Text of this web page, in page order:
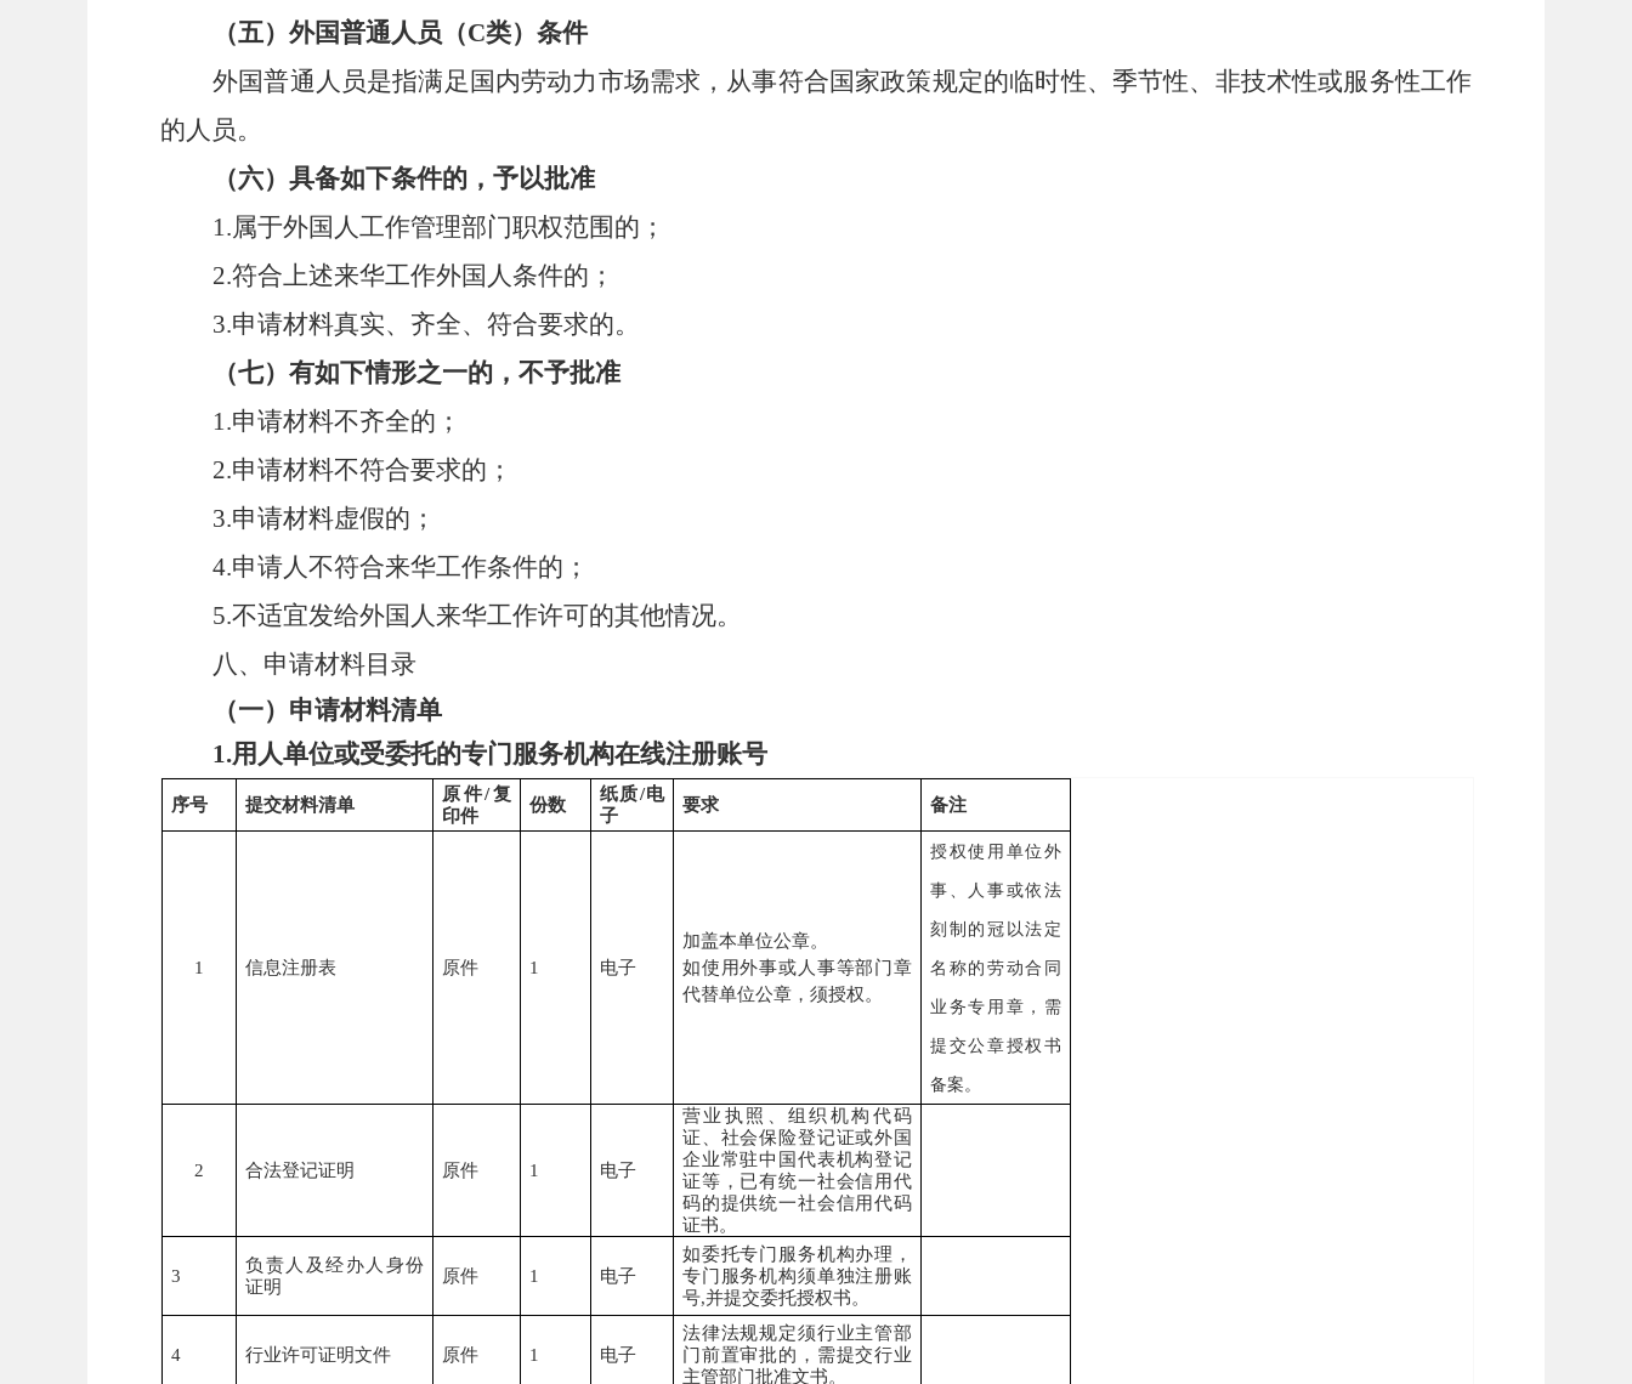
（五）外国普通人员（C类）条件
外国普通人员是指满足国内劳动力市场需求，从事符合国家政策规定的临时性、季节性、非技术性或服务性工作
的人员。
（六）具备如下条件的，予以批准
1.属于外国人工作管理部门职权范围的；
2.符合上述来华工作外国人条件的；
3.申请材料真实、齐全、符合要求的。
（七）有如下情形之一的，不予批准
1.申请材料不齐全的；
2.申请材料不符合要求的；
3.申请材料虚假的；
4.申请人不符合来华工作条件的；
5.不适宜发给外国人来华工作许可的其他情况。
八、申请材料目录
（一）申请材料清单
1.用人单位或受委托的专门服务机构在线注册账号
序号 提交材料清单
原件/复
印件
份数
纸质/电
子
要求 备注
1 信息注册表 原件 1 电子
加盖本单位公章。
如使用外事或人事等部门章
代替单位公章，须授权。
授权使用单位外
事、人事或依法
刻制的冠以法定
名称的劳动合同
业务专用章，需
提交公章授权书
备案。
2 合法登记证明 原件 1 电子
营业执照、组织机构代码
证、社会保险登记证或外国
企业常驻中国代表机构登记
证等，已有统一社会信用代
码的提供统一社会信用代码
证书。
3
负责人及经办人身份
证明
原件 1 电子
如委托专门服务机构办理，
专门服务机构须单独注册账
号,并提交委托授权书。
4 行业许可证明文件 原件 1 电子
法律法规规定须行业主管部
门前置审批的，需提交行业
主管部门批准文书。